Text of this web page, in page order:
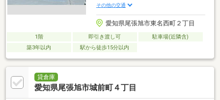
その他の交通
愛知県尾張旭市東名西町２丁目
1階 即引き渡し可
駐車場(近隣含)
築3年以内
駅から徒歩15分以内
貸倉庫
愛知県尾張旭市城前町４丁目